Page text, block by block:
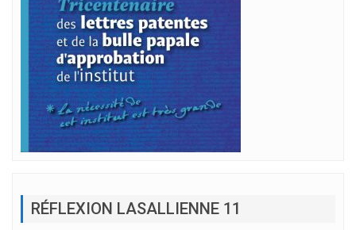
RÉFLEXION LASALLIENNE 11